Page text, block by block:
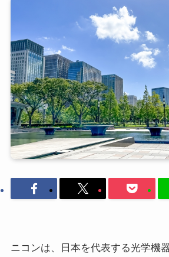
ニコンは、日本を代表する光学機